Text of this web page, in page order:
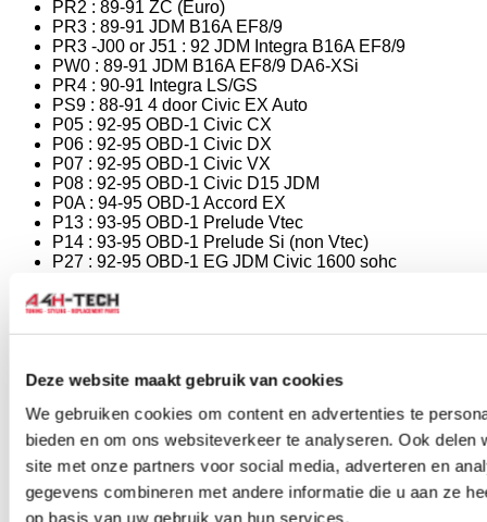
Deze website maakt gebruik van cookies
We gebruiken cookies om content en advertenties te
bieden en om ons websiteverkeer te analyseren. Ook
site met onze partners voor social media, adverteren en
gegevens combineren met andere informatie die u aan ze
op basis van uw gebruik van hun services.
PR2 : 89-91 ZC (Euro)
PR3 : 89-91 JDM B16A EF8/9
PR3 -J00 or J51 : 92 JDM Integra B16A EF8/9
PW0 : 89-91 JDM B16A EF8/9 DA6-XSi
PR4 : 90-91 Integra LS/GS
PS9 : 88-91 4 door Civic EX Auto
P05 : 92-95 OBD-1 Civic CX
P06 : 92-95 OBD-1 Civic DX
P07 : 92-95 OBD-1 Civic VX
P08 : 92-95 OBD-1 Civic D15 JDM
P0A : 94-95 OBD-1 Accord EX
P13 : 93-95 OBD-1 Prelude Vtec
P14 : 93-95 OBD-1 Prelude Si (non Vtec)
P27 : 92-95 OBD-1 EG JDM Civic 1600 sohc
P30 : 92-95 OBD-1 DelSol DOHC Vtec Si/EG SiR
P54-G31 : 1997 Honda Accord 1.8 LS
P61 : 92-93 OBD-1 Integra GSR
P72 : 96-00 OBD-2 Integra GSR
P74/75: 92-95 OBD-1 Integra LS/GS
P75 : 96-00 OBD-2 Integra LS/GS
P2N : 96+ OBD-2 Civic HX Coupe
P2P : 96+ OBD-2 Civic EX Coupe
P2E : 96+ OBD-2 Civic DX Coupe
P2M : 96+ OBD-2 NZ Civic SOHC VTEC